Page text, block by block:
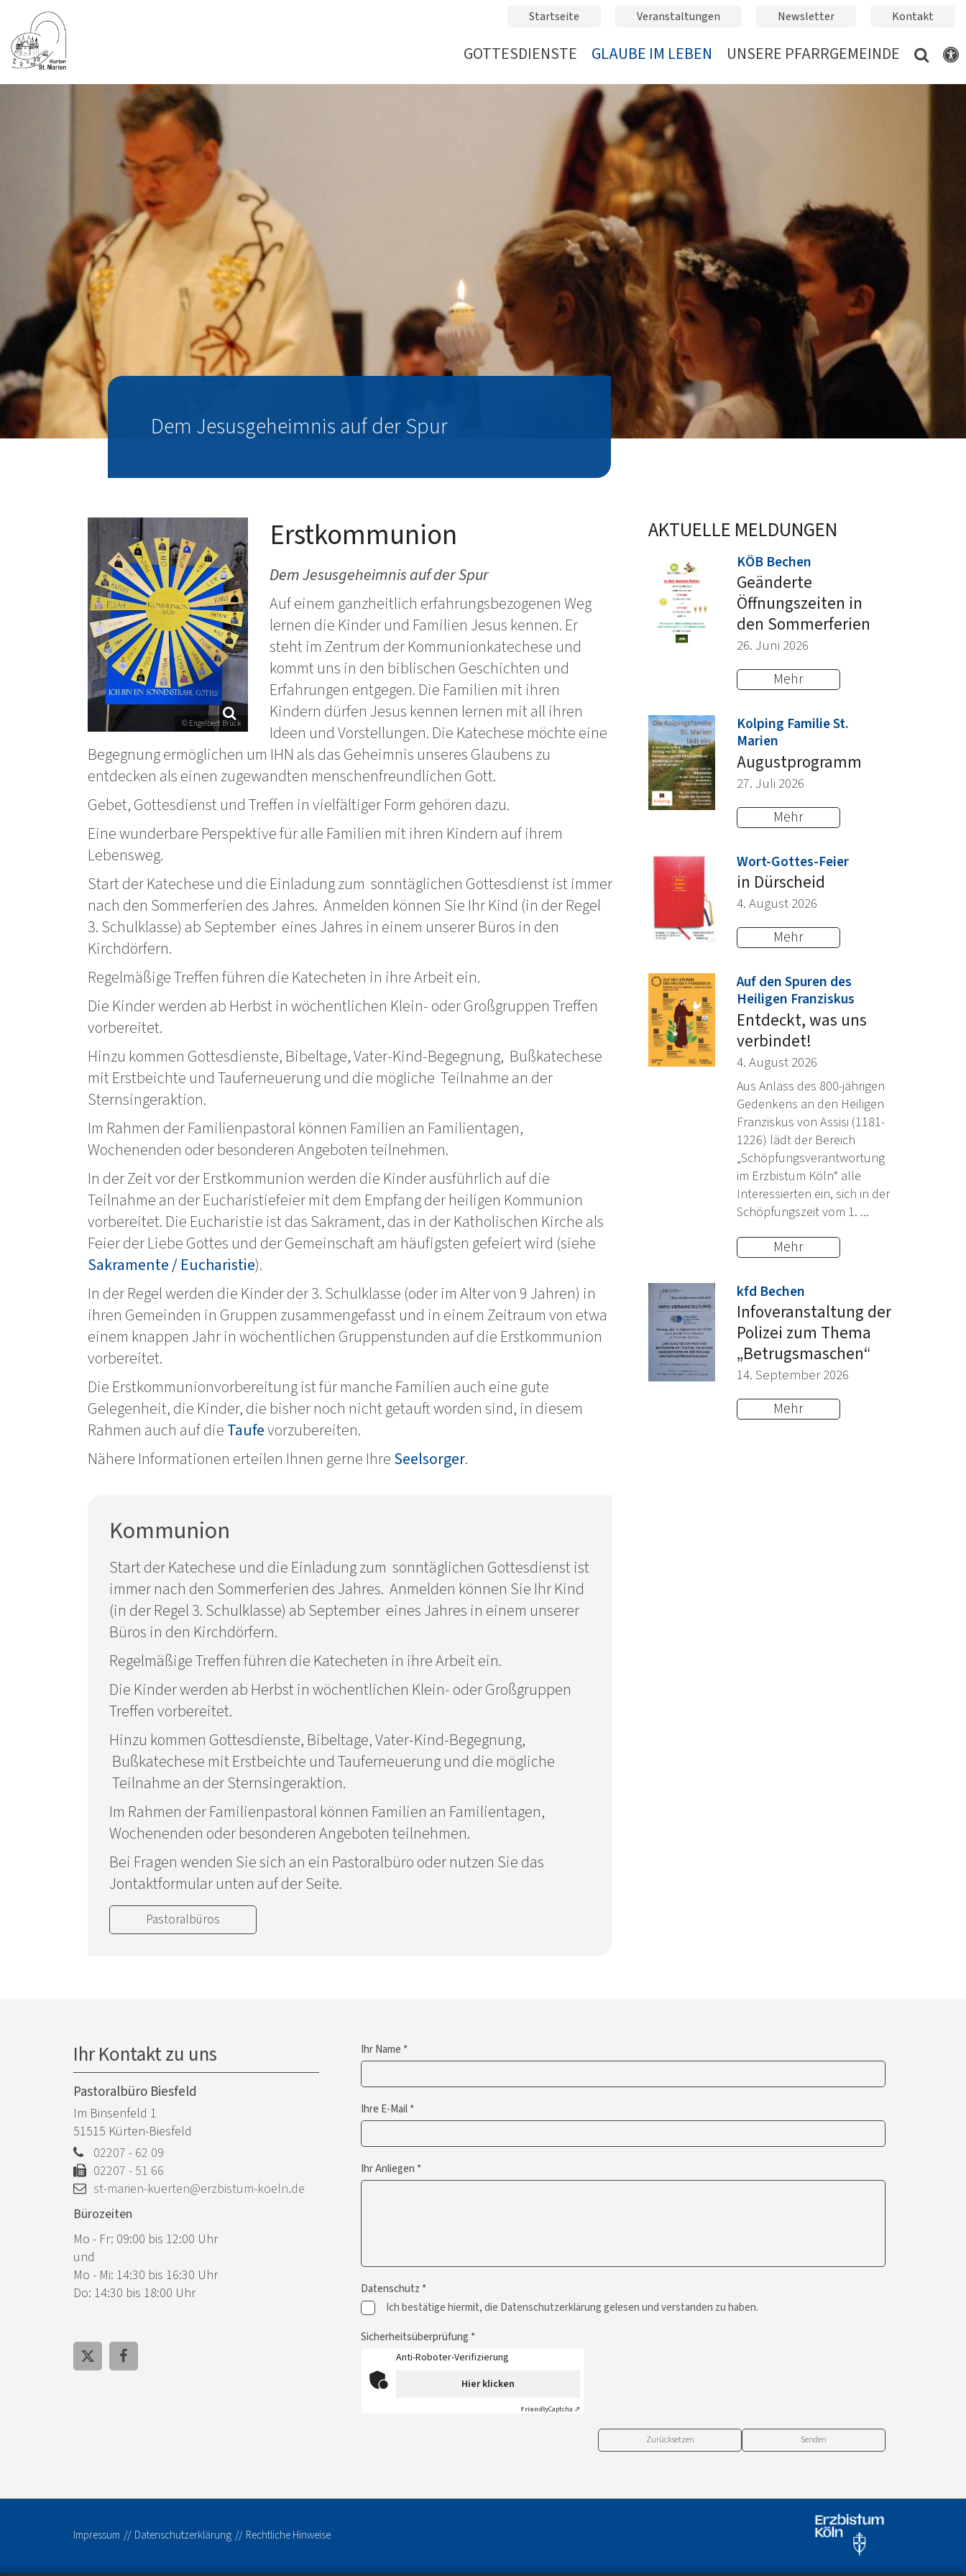
Startseite Veranstaltungen Newsletter Kontakt
GOTTESDIENSTE GLAUBE IM LEBEN UNSERE PFARRGEMEINDE
Dem Jesusgeheimnis auf der Spur
© Engelbert Brück
Erstkommunion
Dem Jesusgeheimnis auf der Spur
Auf einem ganzheitlich erfahrungsbezogenen Weg
lernen die Kinder und Familien Jesus kennen. Er
steht im Zentrum der Kommunionkatechese und
kommt uns in den biblischen Geschichten und
Erfahrungen entgegen. Die Familien mit ihren
Kindern dürfen Jesus kennen lernen mit all ihren
Ideen und Vorstellungen. Die Katechese möchte eine
Begegnung ermöglichen um IHN als das Geheimnis unseres Glaubens zu
entdecken als einen zugewandten menschenfreundlichen Gott.
Gebet, Gottesdienst und Treffen in vielfältiger Form gehören dazu.
Eine wunderbare Perspektive für alle Familien mit ihren Kindern auf ihrem
Lebensweg.
Start der Katechese und die Einladung zum sonntäglichen Gottesdienst ist immer
nach den Sommerferien des Jahres. Anmelden können Sie Ihr Kind (in der Regel
3. Schulklasse) ab September eines Jahres in einem unserer Büros in den
Kirchdörfern.
Regelmäßige Treffen führen die Katecheten in ihre Arbeit ein.
Die Kinder werden ab Herbst in wöchentlichen Klein- oder Großgruppen Treffen
vorbereitet.
Hinzu kommen Gottesdienste, Bibeltage, Vater-Kind-Begegnung, Bußkatechese
mit Erstbeichte und Tauferneuerung und die mögliche Teilnahme an der
Sternsingeraktion.
Im Rahmen der Familienpastoral können Familien an Familientagen,
Wochenenden oder besonderen Angeboten teilnehmen.
In der Zeit vor der Erstkommunion werden die Kinder ausführlich auf die
Teilnahme an der Eucharistiefeier mit dem Empfang der heiligen Kommunion
vorbereitet. Die Eucharistie ist das Sakrament, das in der Katholischen Kirche als
Feier der Liebe Gottes und der Gemeinschaft am häufigsten gefeiert wird (siehe
Sakramente / Eucharistie).
In der Regel werden die Kinder der 3. Schulklasse (oder im Alter von 9 Jahren) in
ihren Gemeinden in Gruppen zusammengefasst und in einem Zeitraum von etwa
einem knappen Jahr in wöchentlichen Gruppenstunden auf die Erstkommunion
vorbereitet.
Die Erstkommunionvorbereitung ist für manche Familien auch eine gute
Gelegenheit, die Kinder, die bisher noch nicht getauft worden sind, in diesem
Rahmen auch auf dieTaufevorzubereiten.
Nähere Informationen erteilen Ihnen gerne IhreSeelsorger.
Kommunion
Start der Katechese und die Einladung zum sonntäglichen Gottesdienst ist
immer nach den Sommerferien des Jahres. Anmelden können Sie Ihr Kind
(in der Regel 3. Schulklasse) ab September eines Jahres in einem unserer
Büros in den Kirchdörfern.
Regelmäßige Treffen führen die Katecheten in ihre Arbeit ein.
Die Kinder werden ab Herbst in wöchentlichen Klein- oder Großgruppen
Treffen vorbereitet.
Hinzu kommen Gottesdienste, Bibeltage, Vater-Kind-Begegnung,
Bußkatechese mit Erstbeichte und Tauferneuerung und die mögliche
Teilnahme an der Sternsingeraktion.
Im Rahmen der Familienpastoral können Familien an Familientagen,
Wochenenden oder besonderen Angeboten teilnehmen.
Bei Fragen wenden Sie sich an ein Pastoralbüro oder nutzen Sie das
Jontaktformular unten auf der Seite.
Pastoralbüros
AKTUELLE MELDUNGEN
KÖB Bechen
Geänderte
Öffnungszeiten in
den Sommerferien
26. Juni 2026
Mehr
Kolping Familie St.
Marien
Augustprogramm
27. Juli 2026
Mehr
Wort-Gottes-Feier:
in Dürscheid
4. August 2026
Mehr
Auf den Spuren des
Heiligen Franziskus
Entdeckt, was uns
verbindet!
4. August 2026
Aus Anlass des 800-jährigen
Gedenkens an den Heiligen
Franziskus von Assisi (1181-
1226) lädt der Bereich
„Schöpfungsverantwortung
im Erzbistum Köln“ alle
Interessierten ein, sich in der
Schöpfungszeit vom 1. ...
Mehr
kfd Bechen
Infoveranstaltung der
Polizei zum Thema
„Betrugsmaschen“
14. September 2026
Mehr
Ihr Name *
Ihre E-Mail *
Ihr Anliegen *
Datenschutz *
Ich bestätige hiermit, die Datenschutzerklärung gelesen und verstanden zu haben.
Sicherheitsüberprüfung *
Anti-Roboter-Verifizierung
Hier klicken
FriendlyCaptcha ⇗
Zurücksetzen
Ihr Kontakt zu uns
Pastoralbüro Biesfeld
Im Binsenfeld 1
51515 Kürten-Biesfeld
02207 - 62 09
02207 - 51 66
st-marien-kuerten@erzbistum-koeln.de
Bürozeiten
Mo - Fr: 09:00 bis 12:00 Uhr
und
Mo - Mi: 14:30 bis 16:30 Uhr
Do: 14:30 bis 18:00 Uhr
Impressum Datenschutzerklärung Rechtliche Hinweise